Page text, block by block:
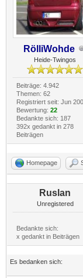
RölliWohde
Heide-Twingos
Beiträge: 4.942
Themen: 62
Registriert seit: Jun
Bewertung: 22
Bedankte sich: 187
392x gedankt in 278
Beiträgen
Homepage
Ruslan
Unregistered
Bedankte sich:
x gedankt in Beiträgen
Es bedanken sich: